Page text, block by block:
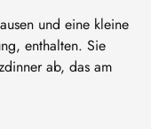
und eine kleine
enthalten. Sie
ab, das am